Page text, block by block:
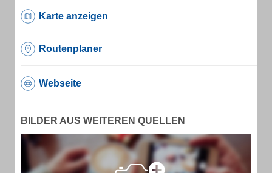
Karte anzeigen
Routenplaner
Webseite
BILDER AUS WEITEREN QUELLEN